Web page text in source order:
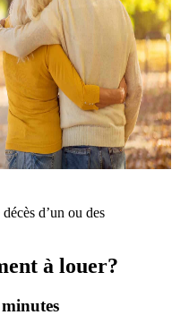
d’un ou des
à louer?